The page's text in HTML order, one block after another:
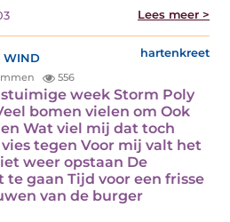
Lees meer >
wind hartenkreet
556
week Storm Poly
bomen vielen om Ook
Wat viel mij dat toch
tegen Voor mij valt het
weer opstaan De
gaan Tijd voor een frisse
van de burger